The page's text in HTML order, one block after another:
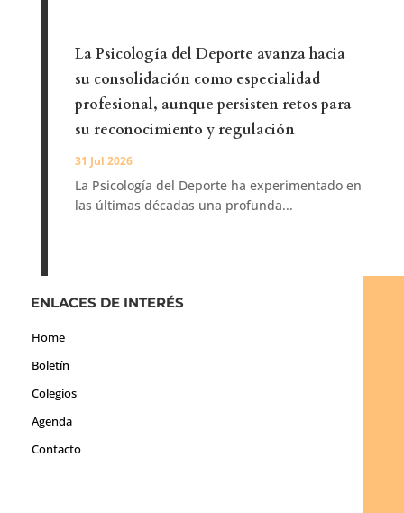
La Psicología del Deporte avanza hacia
su consolidación como especialidad
profesional, aunque persisten retos para
su reconocimiento y regulación
31 Jul 2026
La Psicología del Deporte ha experimentado en
las últimas décadas una profunda...
ENLACES DE INTERÉS
Home
Boletín
Colegios
Agenda
Contacto